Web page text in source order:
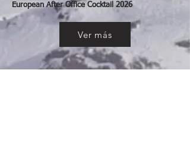
European After Office Cocktail 2026
Ver más